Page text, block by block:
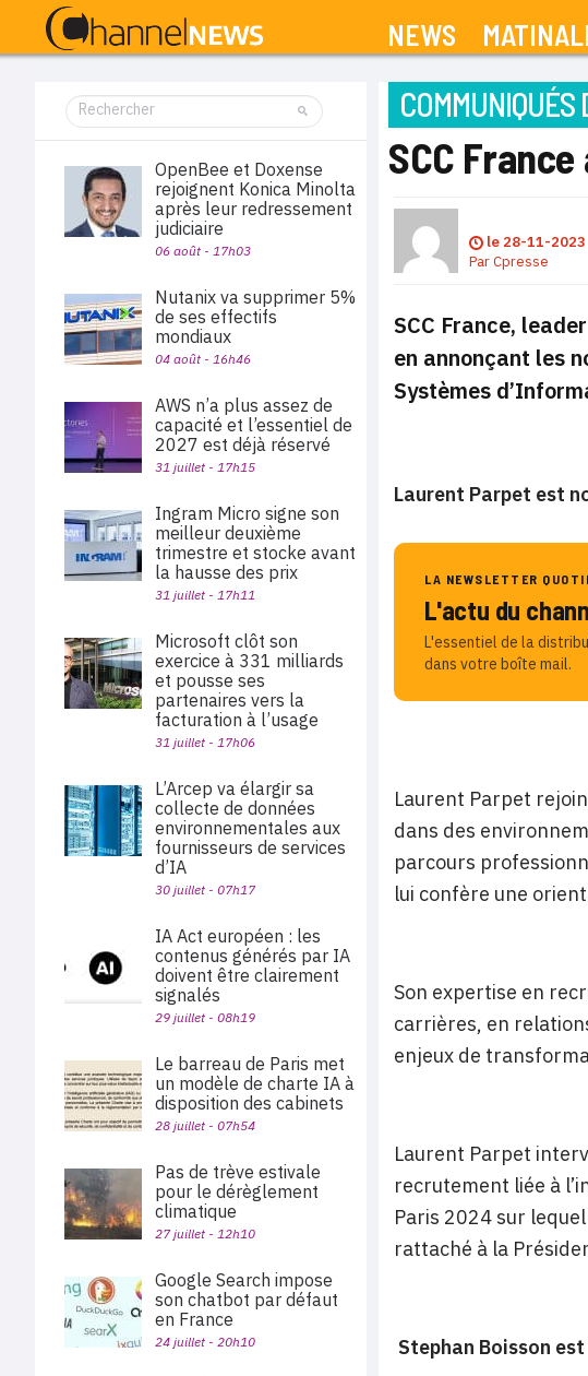
NEWS
COMMUNIQUÉS
SCC
le 28-11-2023
ParCpresse
SCC France,
en annonçant les
Systèmes
Laurent Parpet est
LA NEWSLETTER
L'actu du
L'essentiel de la
dans votre boîte mail.
Laurent Parpet
dans des
parcours
lui confère une
Son expertise en
carrières, en
enjeux de
Laurent Parpet
recrutement liée à
Paris 2024 sur
rattaché à la
Stephan Boisson
OpenBee et Doxense
rejoignent Konica Minolta
après leur redressement
judiciaire
06 août - 17h03
Nutanix va supprimer 5%
de ses effectifs
mondiaux
04 août - 16h46
AWS n’a plus assez de
capacité et l’essentiel de
2027 est déjà réservé
31 juillet - 17h15
Ingram Micro signe son
meilleur deuxième
trimestre et stocke avant
la hausse des prix
31 juillet - 17h11
Microsoft clôt son
exercice à 331 milliards
et pousse ses
partenaires vers la
facturation à l’usage
31 juillet - 17h06
L’Arcep va élargir sa
collecte de données
environnementales aux
fournisseurs de services
d’IA
30 juillet - 07h17
IA Act européen : les
contenus générés par IA
doivent être clairement
signalés
29 juillet - 08h19
Le barreau de Paris met
un modèle de charte IA à
disposition des cabinets
28 juillet - 07h54
Pas de trève estivale
pour le dérèglement
climatique
27 juillet - 12h10
Google Search impose
son chatbot par défaut
en France
24 juillet - 20h10